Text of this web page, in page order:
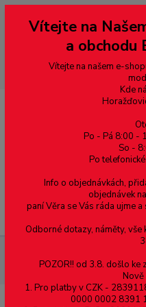
--- pro zákazníky ze Slovenska a
přepněte si e-shop na euro 💶
dobírky – pokud si z nějakého
domluvě zaslána znovu s
případě bude zrušena a účet
Vítejte na
a obchodu
Vítejte na našem e-
Kde
Po - Pá 8:00 -
So -
Po
Info o objednávkách,
objednávek
paní Věra se Vás ráda ujme
Odborné dotazy, náměty,
POZOR!! od 3.8. došlo ke
Nově
1. Pro platby v CZK -
0000 0002 8391